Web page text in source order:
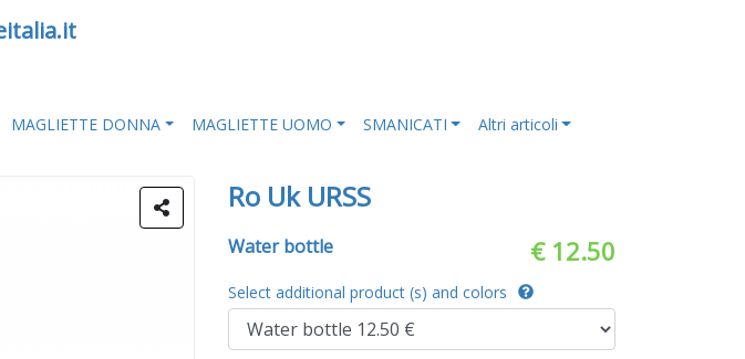
MAGLIETTE DONNA MAGLIETTE UOMO SMANICATI Altri articoli
Ro Uk URSS
Water bottle € 12.50
Select additional product (s) and colors